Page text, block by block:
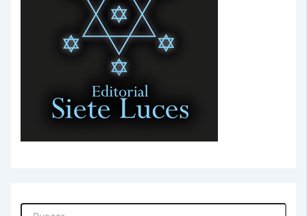
Buscar